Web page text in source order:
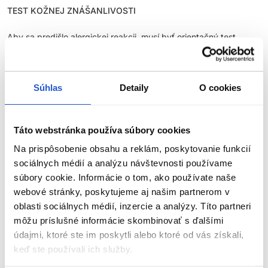
Súhlas Detaily O cookies
Táto webstránka používa súbory cookies
Na prispôsobenie obsahu a reklám, poskytovanie funkcií
sociálnych médií a analýzu návštevnosti používame
súbory cookie. Informácie o tom, ako používate naše
webové stránky, poskytujeme aj našim partnerom v
oblasti sociálnych médií, inzercie a analýzy. Títo partneri
môžu príslušné informácie skombinovať s ďalšími
údajmi, ktoré ste im poskytli alebo ktoré od vás získali,
keď ste používali ich služby.
TEST KOŽNEJ ZNÁŠANLIVOSTI
Aby sa predišlo alergickej reakcii, musí byť orientačný test
48 hodín pred každým použitím
. Naneste malé množstvo farby na čistú, suchú
pokožku (napr. na vnútornú stranu predlaktia) a nechajte
pôsobiť. Ak sa počas testu alebo do 48 hodín objaví
NEFARBIŤ VLASY, AK:
máte vyrážky, citlivú, podráždenú alebo poškodenú
pokožku hlavy,
ste v minulosti zaznamenali alergickú reakciu na farbenie
vlasov,
ste už mali alergickú reakciu na dočasné tetovanie čiernou
henou.
BEZPEČNOSTNÉ OPATRENIA:
ZOBRAZIŤ VIAC
Parametre